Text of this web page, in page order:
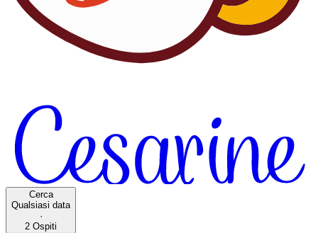
Cerca
Qualsiasi data
·
2 Ospiti